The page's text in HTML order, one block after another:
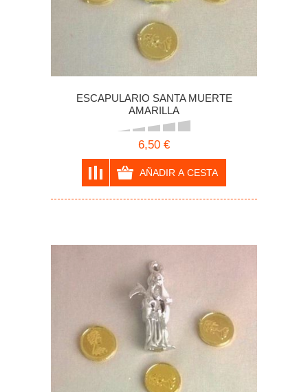
ESCAPULARIO SANTA MUERTE
AMARILLA
6,50 €